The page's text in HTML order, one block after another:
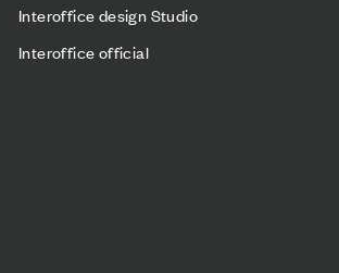
Interoffice design Studio
Interoffice official